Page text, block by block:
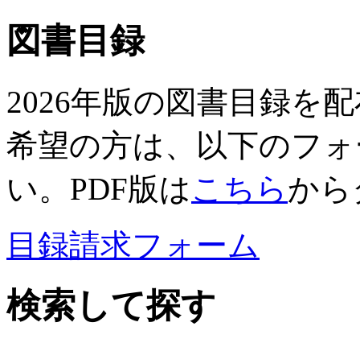
図書目録
2026年版の図書目録を
希望の方は、以下のフ
い。PDF版はこちらか
目録請求フォーム
検索して探す